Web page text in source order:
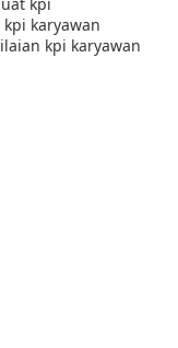
karyawan
kpi karyawan